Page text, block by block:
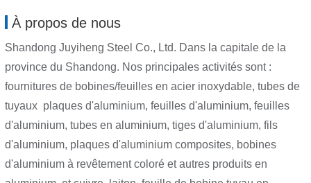
À propos de nous
Shandong Juyiheng Steel Co., Ltd. Dans la capitale de la
province du Shandong. Nos principales activités sont :
fournitures de bobines/feuilles en acier inoxydable, tubes de
tuyaux plaques d'aluminium, feuilles d'aluminium, feuilles
d'aluminium, tubes en aluminium, tiges d'aluminium, fils
d'aluminium, plaques d'aluminium composites, bobines
d'aluminium à revêtement coloré et autres produits en